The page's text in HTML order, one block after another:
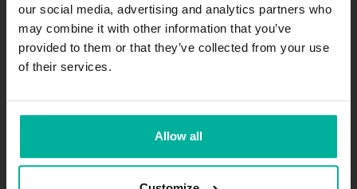
our social media, advertising and analytics partners who
may combine it with other information that you’ve
provided to them or that they’ve collected from your use
of their services.
Allow all
Prenumerera
Företag
Om oss